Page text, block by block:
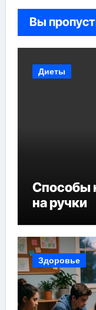
Вы
Диеты
Способы
на ручки
Здоровье